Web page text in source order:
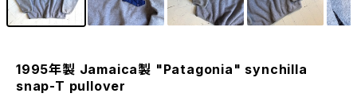
1995年製 Jamaica製 "Patagonia" synchilla
snap-T pullover